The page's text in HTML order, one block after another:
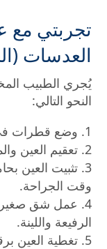
تجربتي مع
العدسات
يُجري الطبيب
النحو التالي:
وضع قطرات في
تعقيم العين
تثبيت العين
وقت الجراحة.
عمل شق صغير
الرفيعة واللينة.
تغطية العين